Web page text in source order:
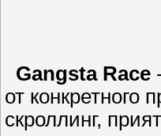
Gangsta Race
от
скроллинг,